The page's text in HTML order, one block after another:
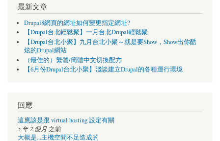
最新文章
Drupal8網頁的網址如何變更指定網址?
【Drupal台北輕鬆聚】一月台北Drupal輕鬆聚
【Drupal台北小聚】九月台北小聚～就是要Show，Show出你酷
炫的Drupal網站
（最佳的）繁體/簡體中文切換配方
【6月份Drupal台北小聚】淺談建立Drupal的各種運行環境
回應
這應該是跟 virtual hosting 設定有關
5 年 2 個月 之前
大概是...主機空間不足造成的